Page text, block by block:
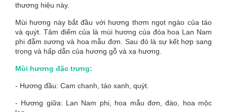
thương hiệu này.
Mùi hương này bắt đầu với hương thơm ngọt ngào của táo
và quýt. Tâm điểm của là mùi hương của đóa hoa Lan Nam
phi đẫm sương và hoa mẫu đơn. Sau đó là sự kết hợp sang
trọng và hấp dẫn của hương gỗ và xạ hương.
Mùi hương đặc trưng:
- Hương đầu: Cam chanh, táo xanh, quýt.
- Hương giữa: Lan Nam phi, hoa mẫu đơn, đào, hoa mộc